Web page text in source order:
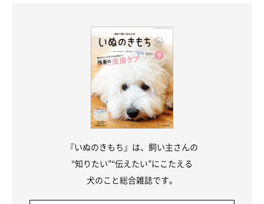
『いぬのきもち』は、飼い主さんの
“知りたい”“伝えたい”にこたえる
犬のこと総合雑誌です。